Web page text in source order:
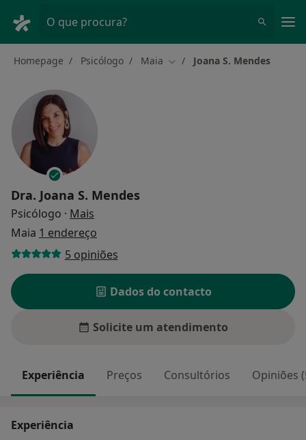
O que procura?
Homepage Psicólogo Maia Mudar de cidade
Joana S. Mendes
Dra. Joana S. Mendes
Psicólogo · Mais
Maia 1 endereço
5 opiniões
Dados do contacto
Solicite um atendimento
Experiência Preços Consultórios Opiniões
Experiência